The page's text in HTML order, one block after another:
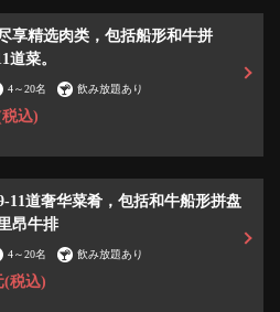
享精选肉类，包括船形和牛拼
道菜。
4～20名 飲み放題あり
込)
11道奢华菜肴，包括和牛船形拼盘
昂牛排
4～20名 飲み放題あり
(税込)